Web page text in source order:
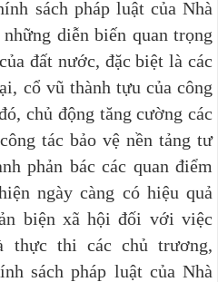
sách pháp luật của Nhà
diễn biến quan trọng
đất nước, đặc biệt là các
cổ vũ thành tựu của công
chủ động tăng cường các
tác bảo vệ nền tảng tư
phản bác các quan điểm
ngày càng có hiệu quả
biện xã hội đối với việc
thực thi các chủ trương,
sách pháp luật của Nhà